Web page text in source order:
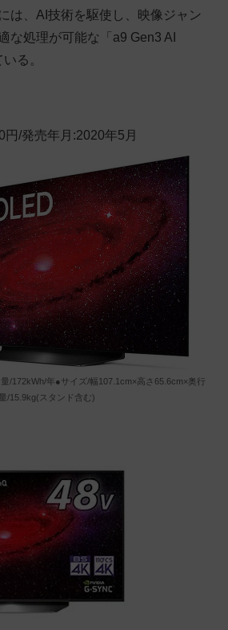
は、AI技術を駆使し、映像ジャン
な処理が可能な「a9 Gen3 AI
る。
/発売年月:2020年5月
/172kWh/年●サイズ/幅107.1cm×高さ65.6cm×奥行
/15.9kg(スタンド含む)